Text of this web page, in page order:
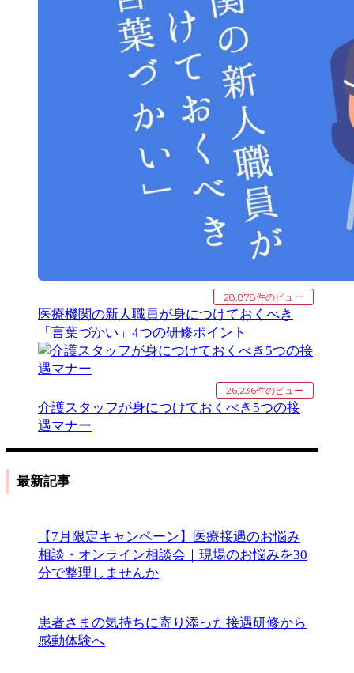
28,878件のビュー
医療機関の新人職員が身につけておくべき
「言葉づかい」4つの研修ポイント
26,236件のビュー
介護スタッフが身につけておくべき5つの接
遇マナー
最新記事
【7月限定キャンペーン】医療接遇のお悩み
相談・オンライン相談会｜現場のお悩みを30
分で整理しませんか
患者さまの気持ちに寄り添った接遇研修から
感動体験へ